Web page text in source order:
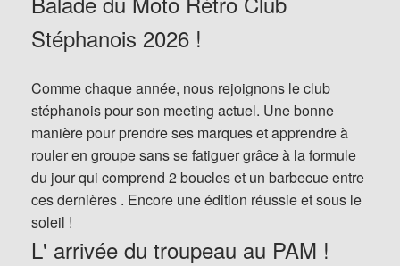
Stéphanois 2026 !
Comme chaque année, nous rejoignons le club
stéphanois pour son meeting actuel. Une bonne
manière pour prendre ses marques et apprendre à
rouler en groupe sans se fatiguer grâce à la formule
du jour qui comprend 2 boucles et un barbecue entre
ces dernières . Encore une édition réussie et sous le
soleil !
L' arrivée du troupeau au PAM !